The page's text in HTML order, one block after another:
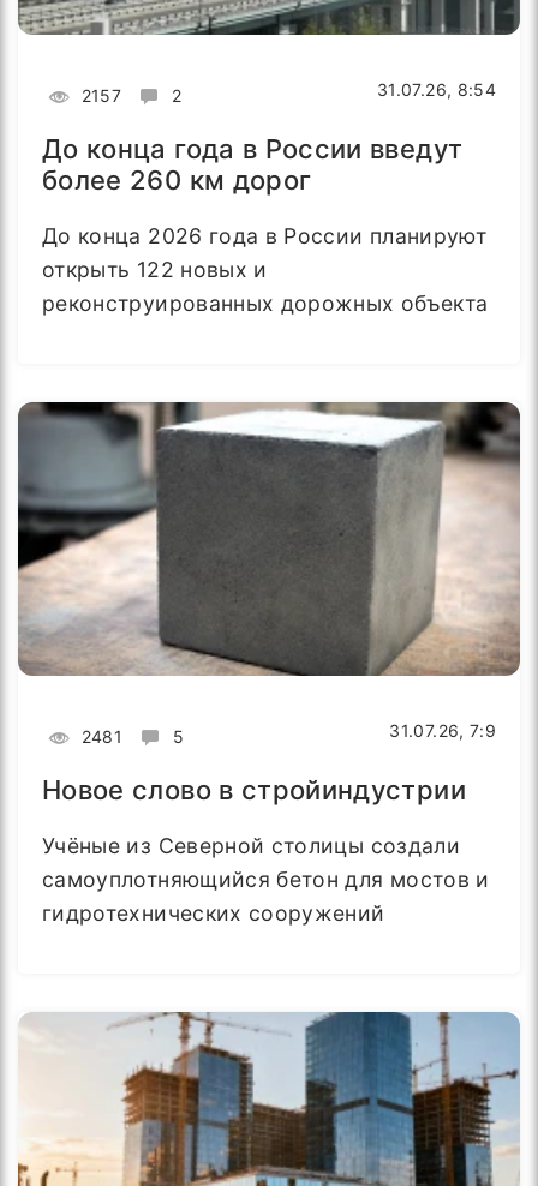
2157 2 31.07.26, 8:54
До конца года в России введут
более 260 км дорог
До конца 2026 года в России планируют
открыть 122 новых и
реконструированных дорожных объекта
2481 5 31.07.26, 7:9
Новое слово в стройиндустрии
Учёные из Северной столицы создали
самоуплотняющийся бетон для мостов и
гидротехнических сооружений